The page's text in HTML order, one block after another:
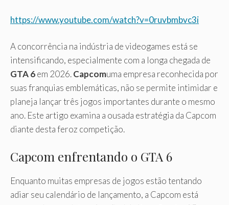
https://www.youtube.com/watch?v=0ruvbmbvc3i
A concorrência na indústria de videogames está se
intensificando, especialmente com a longa chegada de
GTA 6em 2026.Capcomuma empresa reconhecida por
suas franquias emblemáticas, não se permite intimidar e
planeja lançar três jogos importantes durante o mesmo
ano. Este artigo examina a ousada estratégia da Capcom
diante desta feroz competição.
Capcom enfrentando o GTA 6
Enquanto muitas empresas de jogos estão tentando
adiar seu calendário de lançamento, a Capcom está